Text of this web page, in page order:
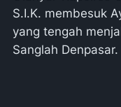
S.I.K. membesuk
yang tengah
Sanglah